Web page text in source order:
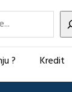
? Kredit